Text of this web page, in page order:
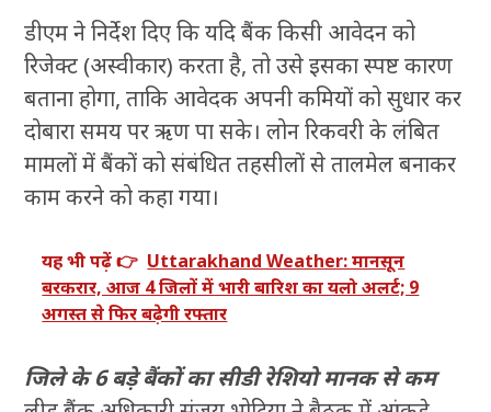
डीएम ने निर्देश दिए कि यदि बैंक किसी आवेदन को
रिजेक्ट (अस्वीकार) करता है, तो उसे इसका स्पष्ट कारण
बताना होगा, ताकि आवेदक अपनी कमियों को सुधार कर
दोबारा समय पर ऋण पा सके। लोन रिकवरी के लंबित
मामलों में बैंकों को संबंधित तहसीलों से तालमेल बनाकर
काम करने को कहा गया।
यह भी पढ़ें 👉 Uttarakhand Weather: मानसून
बरकरार, आज 4 जिलों में भारी बारिश का यलो अलर्ट; 9
अगस्त से फिर बढ़ेगी रफ्तार
जिले के 6 बड़े बैंकों का सीडी रेशियो मानक से कम